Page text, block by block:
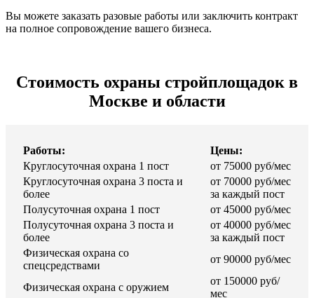
Вы можете заказать разовые работы или заключить контракт
на полное сопровождение вашего бизнеса.
Стоимость охраны стройплощадок в
Москве и области
Работы:
Цены:
Круглосуточная охрана 1 пост
от 75000 руб/мес
Круглосуточная охрана 3 поста и
более
от 70000 руб/мес
за каждый пост
Полусуточная охрана 1 пост
от 45000 руб/мес
Полусуточная охрана 3 поста и
более
от 40000 руб/мес
за каждый пост
Физическая охрана со
спецсредствами
от 90000 руб/мес
Физическая охрана с оружием
от 150000 руб/
мес